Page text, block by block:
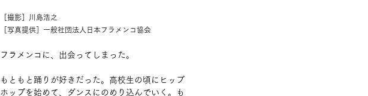
［撮影］川島浩之
［写真提供］一般社団法人日本フラメンコ協会
フラメンコに、出会ってしまった。
もともと踊りが好きだった。高校生の頃にヒップ
ホップを始めて、ダンスにのめり込んでいく。も